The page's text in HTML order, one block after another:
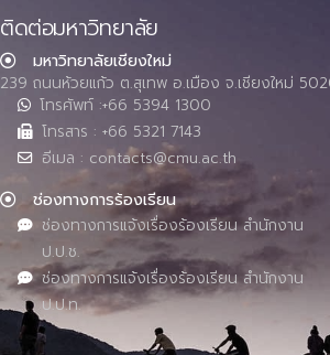
ติดต่อมหาวิทยาลัย
มหาวิทยาลัยเชียงใหม่
239 ถนนห้วยแก้ว ต.สุเทพ อ.เมือง จ.เชียงใหม่
โทรศัพท์ :+66 5394 1300
โทรสาร : +66 5321 7143
อีเมล : contacts@cmu.ac.th
ช่องทางการร้องเรียน
ช่องทางการแจ้งเรื่องร้องเรียน สำนักงาน
ป.ป.ช.
ช่องทางการแจ้งเรื่องร้องเรียน สำนักงาน
ป.ป.ท.